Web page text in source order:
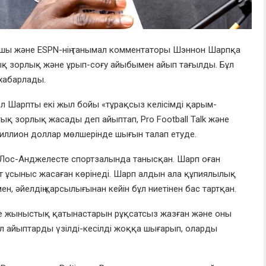
және ESPN-нің танымал комментаторы Шэннон Шарпқа
зорлық және ұрып-соғу айыбымен айып тағылды. Бұл
Шарпты екі жыл бойы «тұрақсыз келісімді қарым-
зорлық жасады деп айыптап, Pro Football Talk және
доллар мөлшерінде шығын талап етуде.
Анджелесте спортзалында танысқан. Шарп оған
ұсыныс жасаған көрінеді. Шарп алдын ала құпиялылық
әйелдің қарсылығынан кейін бұл ниетінен бас тартқан.
жыныстық қатынастарын рұқсатсыз жазған және оны
айыптарды үзілді-кесілді жоққа шығарып, оларды